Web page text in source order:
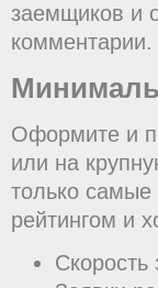
заемщиков и
комментарии.
Оформите и
или на
только
рейтингом и
Скорость